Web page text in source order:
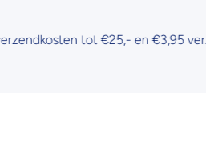
tot €25,- en €3,95